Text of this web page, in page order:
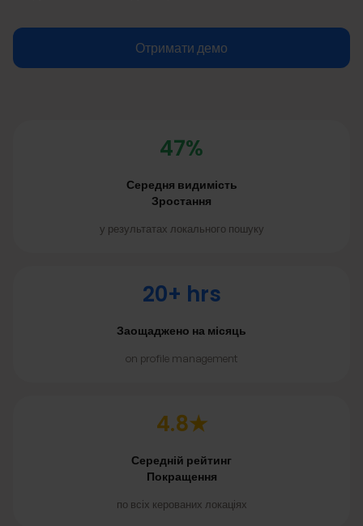
Отримати демо
47%
Середня видимість
Зростання
у результатах локального пошуку
20+ hrs
Заощаджено на місяць
on profile management
4.8★
Середній рейтинг
Покращення
по всіх керованих локаціях